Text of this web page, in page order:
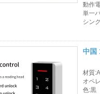
動作
単一
シン
中国
材質
オペ
色:黒